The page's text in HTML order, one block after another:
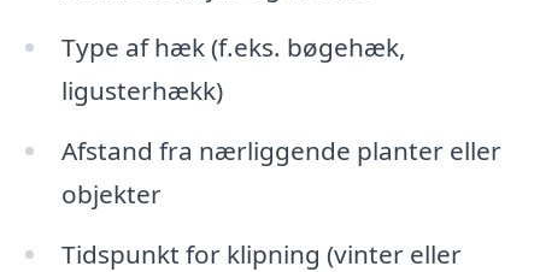
Type af hæk (f.eks. bøgehæk,
ligusterhækk)
Afstand fra nærliggende planter eller
objekter
Tidspunkt for klipning (vinter eller